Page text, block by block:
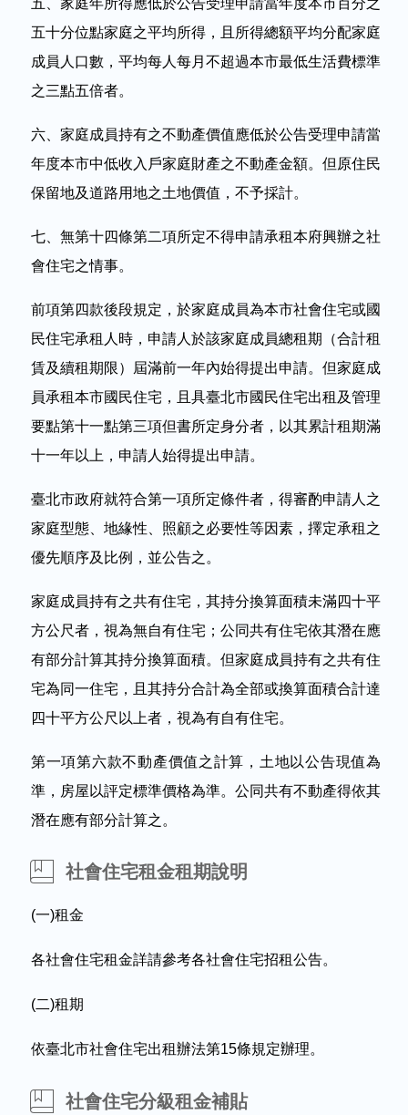
五、家庭年所得應低於公告受理申請當年度本市百分之
五十分位點家庭之平均所得，且所得總額平均分配家庭
成員人口數，平均每人每月不超過本市最低生活費標準
之三點五倍者。
六、家庭成員持有之不動產價值應低於公告受理申請當
年度本市中低收入戶家庭財產之不動產金額。但原住民
保留地及道路用地之土地價值，不予採計。
七、無第十四條第二項所定不得申請承租本府興辦之社
會住宅之情事。
前項第四款後段規定，於家庭成員為本市社會住宅或國
民住宅承租人時，申請人於該家庭成員總租期（合計租
賃及續租期限）屆滿前一年內始得提出申請。但家庭成
員承租本市國民住宅，且具臺北市國民住宅出租及管理
要點第十一點第三項但書所定身分者，以其累計租期滿
十一年以上，申請人始得提出申請。
臺北市政府就符合第一項所定條件者，得審酌申請人之
家庭型態、地緣性、照顧之必要性等因素，擇定承租之
優先順序及比例，並公告之。
家庭成員持有之共有住宅，其持分換算面積未滿四十平
方公尺者，視為無自有住宅；公同共有住宅依其潛在應
有部分計算其持分換算面積。但家庭成員持有之共有住
宅為同一住宅，且其持分合計為全部或換算面積合計達
四十平方公尺以上者，視為有自有住宅。
第一項第六款不動產價值之計算，土地以公告現值為
準，房屋以評定標準價格為準。公同共有不動產得依其
潛在應有部分計算之。
社會住宅租金租期說明
(一)租金
各社會住宅租金詳請參考各社會住宅招租公告。
(二)租期
依臺北市社會住宅出租辦法第15條規定辦理。
社會住宅分級租金補貼